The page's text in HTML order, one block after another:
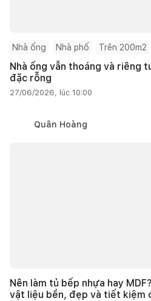
Nhà ống Nhà phố Trên 200m2
Nhà ống vẫn thoáng và riêng
đặc rỗng
27/06/2026, lúc 10:00
Quân Hoàng
Nên làm tủ bếp nhựa hay
vật liệu bền, đẹp và tiết kiệm